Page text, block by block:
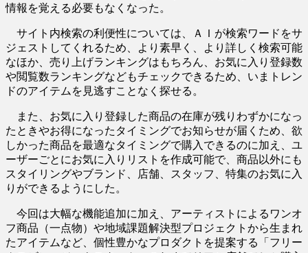
情報を覚える必要もなくなった。
サイト内検索の利便性については、ＡＩが検索ワードをサ
ジェストしてくれるため、より素早く、より詳しく検索可能
なほか、売り上げランキングはもちろん、お気に入り登録数
や閲覧数ランキングなどもチェックできるため、いまトレン
ドのアイテムを見逃すことなく探せる。
また、お気に入り登録した商品の在庫が残りわずかになっ
たときやお得になったタイミングでお知らせが届くため、欲
しかった商品を最適なタイミングで購入できるのに加え、ユ
ーザーごとにお気に入りリストを作成可能で、商品以外にも
スタイリングやブランド、店舗、スタッフ、特集のお気に入
りができるようにした。
今回は大幅な機能追加に加え、アーティストによるワンオ
フ商品（一点物）や地域課題解決型プロジェクトから生まれ
たアイテムなど、個性豊かなプロダクトを提案する「フリー